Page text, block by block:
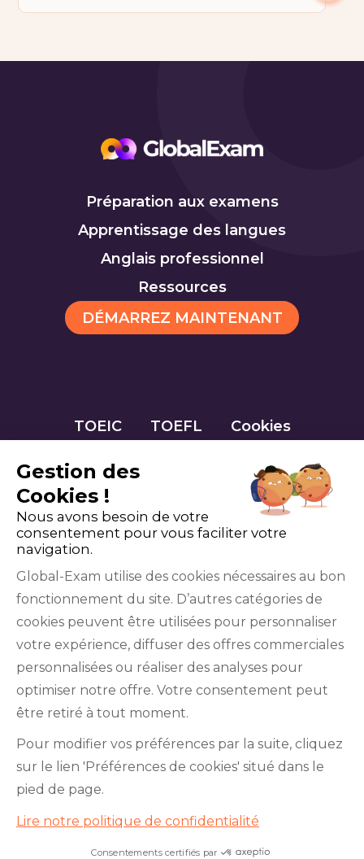
Préparation aux examens
Apprentissage des langues
Anglais professionnel
Ressources
DÉMARREZ MAINTENANT
TOEIC TOEFL Cookies
YouTube
institutions qui gèrent les examens officiels du
BRIGHT English, de l’IELTS, du TOEFL ITP®, des
Cambridge B2 First et C1 Advanced, du TOEIC
Bridge™, du HSK®, du BRIGHT Español, du DELE,
Gestion des
Cookies !
Nous avons besoin de votre
consentement pour vous faciliter votre
navigation.
Global-Exam utilise des cookies nécessaires au bon
fonctionnement du site. D’autres catégories de
cookies peuvent être utilisées pour personnaliser
votre expérience, diffuser des offres commerciales
personnalisées ou réaliser des analyses pour
optimiser notre offre. Votre consentement peut
être retiré à tout moment.
Pour modifier vos préférences par la suite, cliquez
sur le lien 'Préférences de cookies' situé dans le
pied de page.
Lire notre politique de confidentialité
Consentements certifiés par